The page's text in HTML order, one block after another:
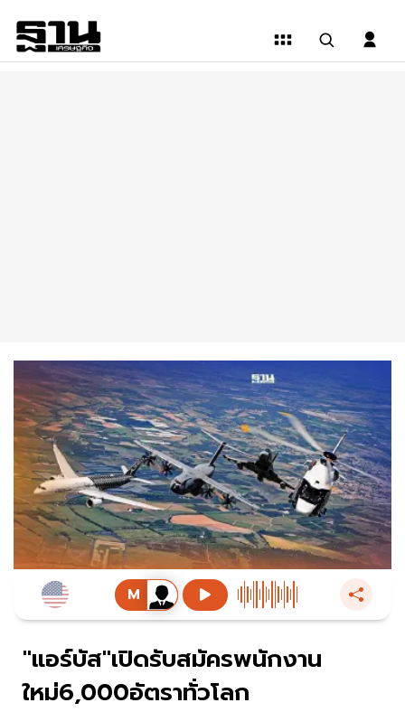
"แอร์บัส"เปิดรับสมัครพนักงาน
ใหม่6,000อัตราทั่วโลก